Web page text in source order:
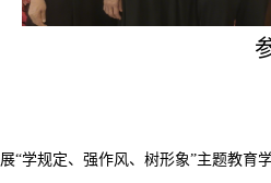
“学规定、强作风、树形象”主题教育